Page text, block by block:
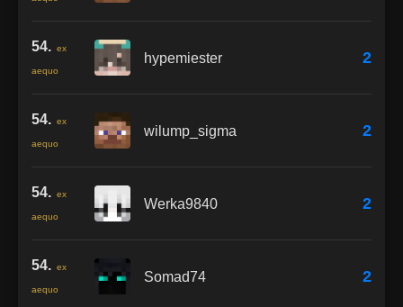
54. ex
aequo
hypemiester 2
54. ex
aequo
wilump_sigma 2
54. ex
aequo
Werka9840 2
54. ex
aequo
Somad74 2